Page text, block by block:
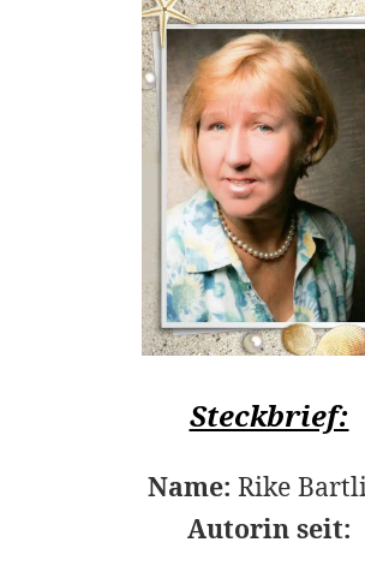
Steckbrief:
Name: Rike
Autorin seit: